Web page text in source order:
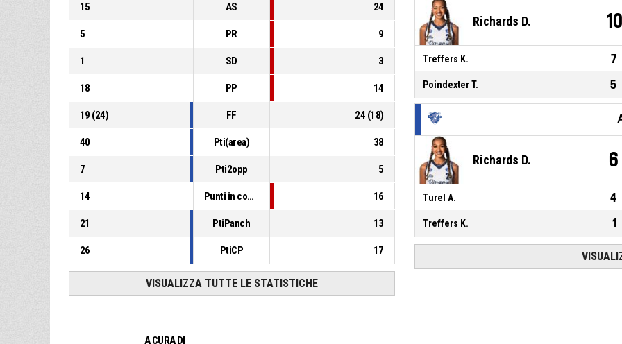
15 AS 24
5 PR 9
1 SD 3
18 PP 14
19 (24) FF 24 (18)
40 Pti(area) 38
7 Pti2opp 5
14 Punti in contropiede 16
21 PtiPanch 13
26 PtiCP 17
VISUALIZZA TUTTE LE STATISTICHE
Richards D. 10
Treffers K. 7
Poindexter T. 5
Richards D. 6
Turel A. 4
Treffers K. 1
A CURA DI